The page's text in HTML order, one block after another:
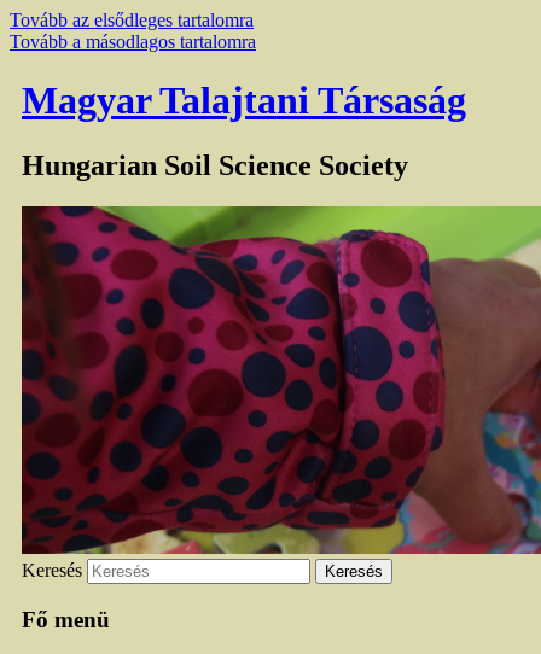
Tovább az elsődleges tartalomra
Tovább a másodlagos tartalomra
Magyar Talajtani Társaság
Hungarian Soil Science Society
Keresés
Fő menü